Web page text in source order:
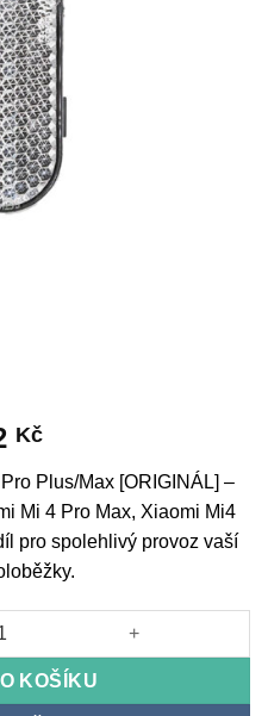
Kč
Plus/Max [ORIGINÁL] –
Mi 4 Pro Max, Xiaomi Mi4
pro spolehlivý provoz vaší
Max [ORIGINAL] množství
KOŠÍKU